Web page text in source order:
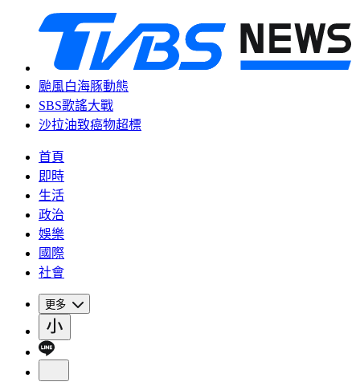
颱風白海豚動態
SBS歌謠大戰
沙拉油致癌物超標
首頁
即時
生活
政治
娛樂
國際
社會
更多